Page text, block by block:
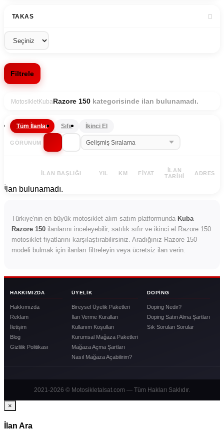
TAKAS
Filtrele
MotosikletKuba Razore 150 kategorisinde ilan bulunamadı.
Tüm İlanlar Sıfır İkinci El
GÖRÜNÜM
İLAN BAŞLIĞI YIL KM FIYAT
İLAN
TARIHI
ADRES
İlan bulunamadı.
Türkiye'nin en büyük motosiklet alım satım platformunda Kuba
Razore 150 ilanlarını inceleyebilir, satılık sıfır ve ikinci el Razore 150
motosiklet fiyatlarını karşılaştırabilirsiniz. Aradığınız Razore 150
modeli bulmak için ilanları filtreleyin veya ücretsiz ilan verin.
HAKKIMIZDA
Hakkımızda
Reklam
İletişim
Blog
Gizlilik Politikası
ÜYELIK
Bireysel Üyelik Paketleri
İlan Verme Kuralları
Kullanım Koşulları
Kurumsal Mağaza Paketleri
Mağaza Açma Şartları
Nasıl Mağaza Açabilirim?
DOPING
Doping Nedir?
Doping Satın Alma Şartları
Sık Sorulan Sorular
2021-2026 © Motosikletalsat.com — Tüm Hakları Saklıdır.
×
İlan Ara